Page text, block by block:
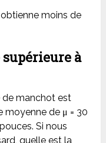
moins de
à
de manchot est
moyenne de μ = 30
Si nous
quelle est la